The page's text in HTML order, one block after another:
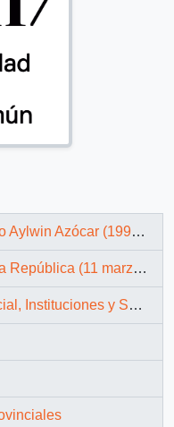
Azócar (1990-1994)
marzo 1990 – 11 marzo 1994)
y Servicios